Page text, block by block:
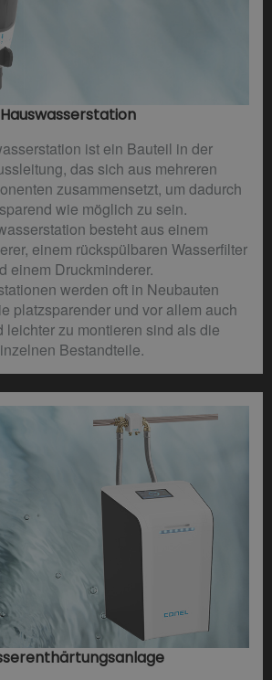
Hauswasserstation
ist ein Bauteil in der
das sich aus mehreren
zusammensetzt, um dadurch
wie möglich zu sein.
besteht aus einem
einem rückspülbaren Wasserfilter
einem Druckminderer.
werden oft in Neubauten
platzsparender und vor allem auch
leichter zu montieren sind als die
Bestandteile.